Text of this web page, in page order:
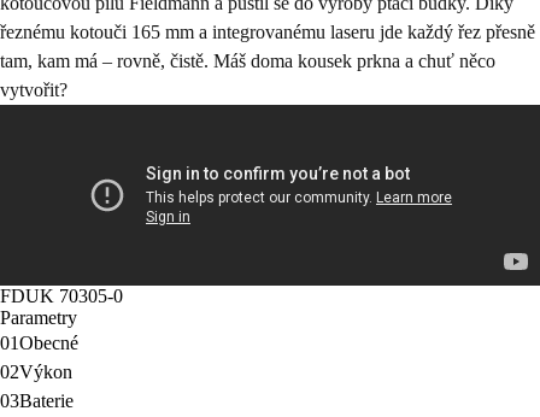
řeznému kotouči 165 mm a integrovanému laseru jde každý řez přesně
tam, kam má – rovně, čistě. Máš doma kousek prkna a chuť něco
vytvořit?
FDUK 70305-0
Parametry
01Obecné
02Výkon
03Baterie